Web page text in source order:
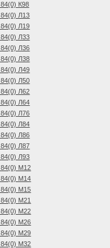
84(0) К98
84(0) Л13
84(0) Л19
84(0) Л33
84(0) Л36
84(0) Л38
84(0) Л49
84(0) Л50
84(0) Л62
84(0) Л64
84(0) Л76
84(0) Л84
84(0) Л86
84(0) Л87
84(0) Л93
84(0) М12
84(0) М14
84(0) М15
84(0) М21
84(0) М22
84(0) М26
84(0) М29
84(0) М32